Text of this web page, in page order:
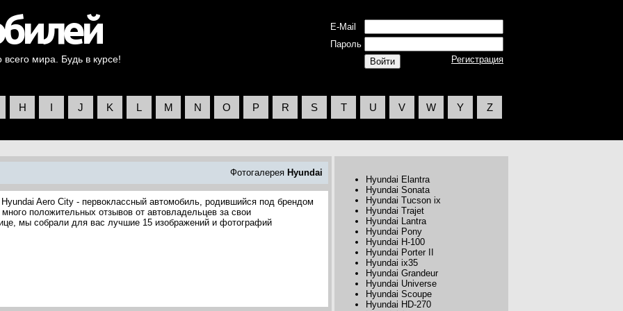
мира. Будь в курсе!
E-Mail
Пароль
Регистрация
H I J K L M N O P R S T U V W Y Z
Фотогалерея Hyundai
Aero City - первоклассный автомобиль, родившийся под брендом
положительных отзывов от автовладельцев за свои
мы собрали для вас лучшие 15 изображений и фотографий
Hyundai Elantra
Hyundai Sonata
Hyundai Tucson ix
Hyundai Trajet
Hyundai Lantra
Hyundai Pony
Hyundai H-100
Hyundai Porter II
Hyundai ix35
Hyundai Grandeur
Hyundai Universe
Hyundai Scoupe
Hyundai HD-270